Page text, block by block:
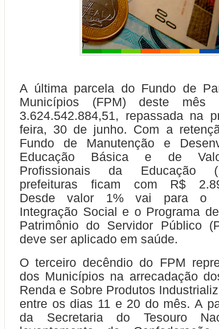
A última parcela do Fundo de
Municípios (FPM) deste
3.624.542.884,51, repassada na
feira, 30 de junho. Com a
Fundo de Manutenção e
Educação Básica e de
Profissionais da Educação
prefeituras ficam com R$
Desde valor 1% vai para o
Integração Social e o Programa
Patrimônio do Servidor Público
deve ser aplicado em saúde.
O terceiro decêndio do FPM
dos Municípios na arrecadação
Renda e Sobre Produtos
entre os dias 11 e 20 do mês. A
da Secretaria do Tesouro